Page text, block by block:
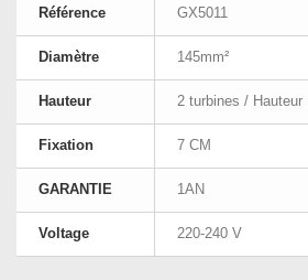
Référence GX5011
Diamètre 145mm²
Hauteur 2 turbines / Hauteur
Fixation 7 CM
GARANTIE 1AN
Voltage 220-240 V